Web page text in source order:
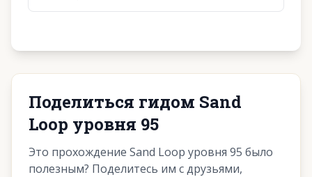
Поделиться гидом Sand
Loop уровня 95
Это прохождение Sand Loop уровня 95 было
полезным? Поделитесь им с друзьями,